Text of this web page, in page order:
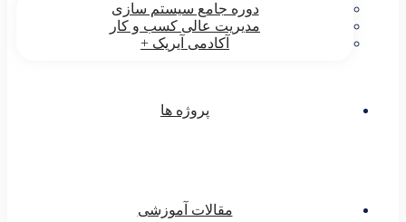
دوره جامع سیستم سازی
مدیریت عالی کسب و کار
آکادمی آیریک +
مقالات آموزشی